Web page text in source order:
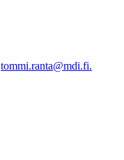
tommi.ranta@mdi.fi.